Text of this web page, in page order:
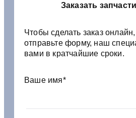
Заказать
Чтобы сделать заказ
отправьте форму, наш
вами в кратчайшие сроки.
Ваше имя*